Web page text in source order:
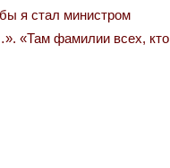
я стал министром
«Там фамилии всех, кто